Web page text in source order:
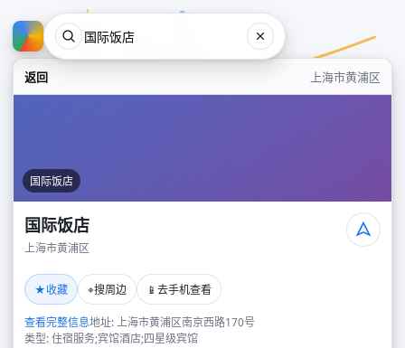
返回 上海市黄浦区
国际饭店
国际饭店
上海市黄浦区
★收藏 ⌖搜周边 📱 去手机查看
查看完整信息地址: 上海市黄浦区南京西路170号
类型: 住宿服务;宾馆酒店;四星级宾馆